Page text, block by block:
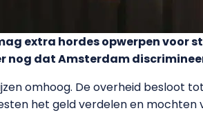
extra hordes opwerpen voor
nog dat Amsterdam
omhoog. De overheid besloot
het geld verdelen en